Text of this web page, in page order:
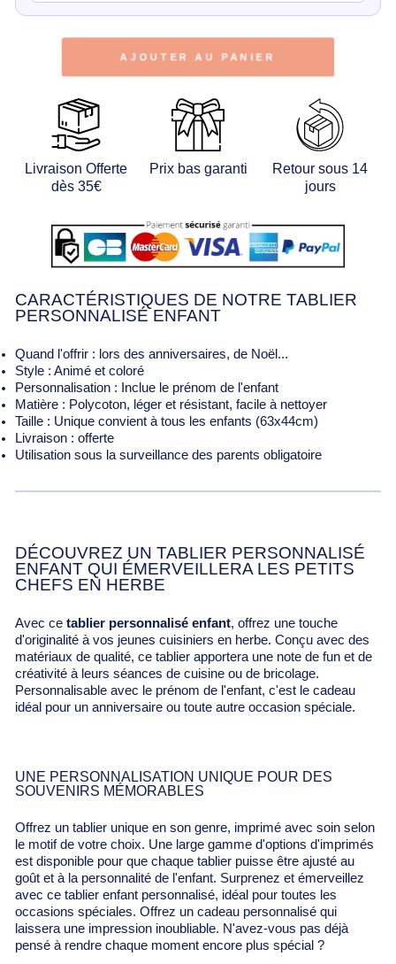
AJOUTER AU PANIER
Livraison Offerte
dès 35€
Prix bas garanti
Retour sous 14
jours
CARACTÉRISTIQUES DE NOTRE TABLIER
PERSONNALISÉ ENFANT
Quand l'offrir : lors des anniversaires, de Noël...
Style : Animé et coloré
Personnalisation : Inclue le prénom de l'enfant
Matière : Polycoton, léger et résistant, facile à nettoyer
Taille : Unique convient à tous les enfants (63x44cm)
Livraison : offerte
Utilisation sous la surveillance des parents obligatoire
DÉCOUVREZ UN TABLIER PERSONNALISÉ
ENFANT QUI ÉMERVEILLERA LES PETITS
CHEFS EN HERBE
Avec ce tablier personnalisé enfant, offrez une touche
d'originalité à vos jeunes cuisiniers en herbe. Conçu avec des
matériaux de qualité, ce tablier apportera une note de fun et de
créativité à leurs séances de cuisine ou de bricolage.
Personnalisable avec le prénom de l'enfant, c'est le cadeau
idéal pour un anniversaire ou toute autre occasion spéciale.
UNE PERSONNALISATION UNIQUE POUR DES
SOUVENIRS MÉMORABLES
Offrez un tablier unique en son genre, imprimé avec soin selon
le motif de votre choix. Une large gamme d'options d'imprimés
est disponible pour que chaque tablier puisse être ajusté au
goût et à la personnalité de l'enfant. Surprenez et émerveillez
avec ce tablier enfant personnalisé, idéal pour toutes les
occasions spéciales. Offrez un cadeau personnalisé qui
laissera une impression inoubliable. N'avez-vous pas déjà
pensé à rendre chaque moment encore plus spécial ?